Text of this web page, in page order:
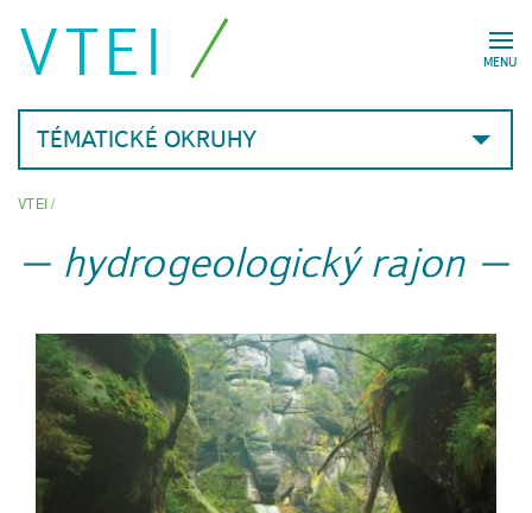
MENU
VTEI
TÉMATICKÉ OKRUHY
VTEI/
hydrogeologický rajon